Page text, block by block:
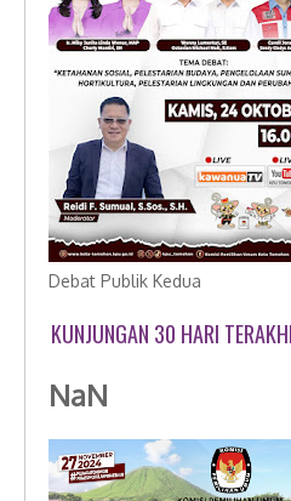
Debat Publik Kedua
KUNJUNGAN 30 HARI
NaN